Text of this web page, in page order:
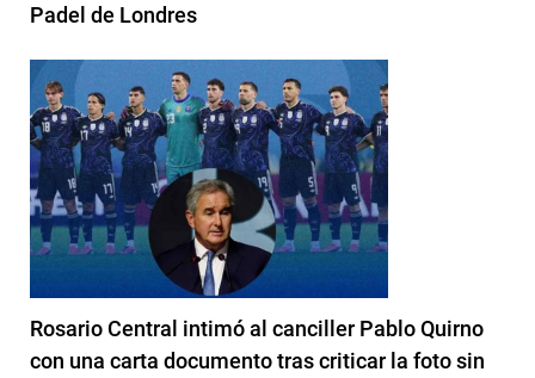
Padel de Londres
Rosario Central intimó al canciller Pablo Quirno
con una carta documento tras criticar la foto sin